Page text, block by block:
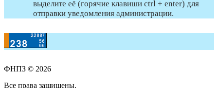
выделите её (горячие клавиши ctrl + enter) для
отправки уведомления администрации.
ФНПЗ © 2026
Все права защищены.